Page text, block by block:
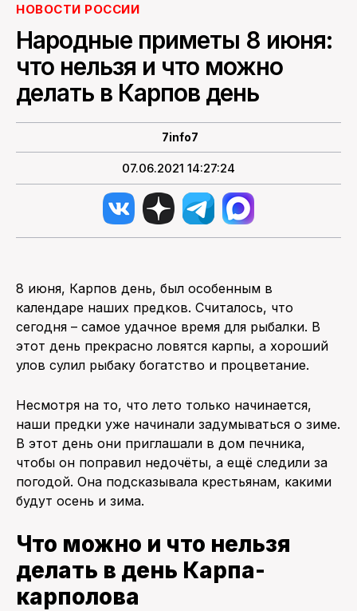
НОВОСТИ РОССИИ
Народные приметы 8 июня:
что нельзя и что можно
делать в Карпов день
7info7
07.06.2021 14:27:24
8 июня, Карпов день, был особенным в
календаре наших предков. Считалось, что
сегодня – самое удачное время для рыбалки. В
этот день прекрасно ловятся карпы, а хороший
улов сулил рыбаку богатство и процветание.
Несмотря на то, что лето только начинается,
наши предки уже начинали задумываться о зиме.
В этот день они приглашали в дом печника,
чтобы он поправил недочёты, а ещё следили за
погодой. Она подсказывала крестьянам, какими
будут осень и зима.
Что можно и что нельзя
делать в день Карпа-
карполова